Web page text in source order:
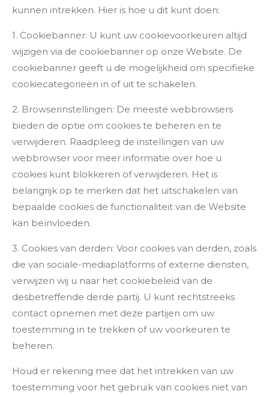
kunnen intrekken. Hier is hoe u dit kunt doen:
1. Cookiebanner: U kunt uw cookievoorkeuren altijd
wijzigen via de cookiebanner op onze Website. De
cookiebanner geeft u de mogelijkheid om specifieke
cookiecategorieën in of uit te schakelen.
2. Browserinstellingen: De meeste webbrowsers
bieden de optie om cookies te beheren en te
verwijderen. Raadpleeg de instellingen van uw
webbrowser voor meer informatie over hoe u
cookies kunt blokkeren of verwijderen. Het is
belangrijk op te merken dat het uitschakelen van
bepaalde cookies de functionaliteit van de Website
kan beïnvloeden.
3. Cookies van derden: Voor cookies van derden, zoals
die van sociale-mediaplatforms of externe diensten,
verwijzen wij u naar het cookiebeleid van de
desbetreffende derde partij. U kunt rechtstreeks
contact opnemen met deze partijen om uw
toestemming in te trekken of uw voorkeuren te
beheren.
Houd er rekening mee dat het intrekken van uw
toestemming voor het gebruik van cookies niet van